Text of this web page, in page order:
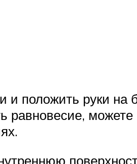
и положить руки на
можете